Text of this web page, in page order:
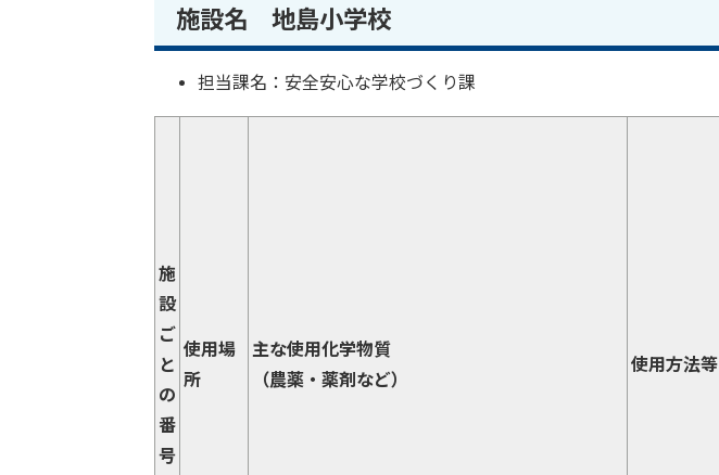
施設名 地島小学校
担当課名：安全安心な学校づくり課
施
設
ご
と
の
番
号
使用場
所
主な使用化学物質
（農薬・薬剤など）
使用方法等